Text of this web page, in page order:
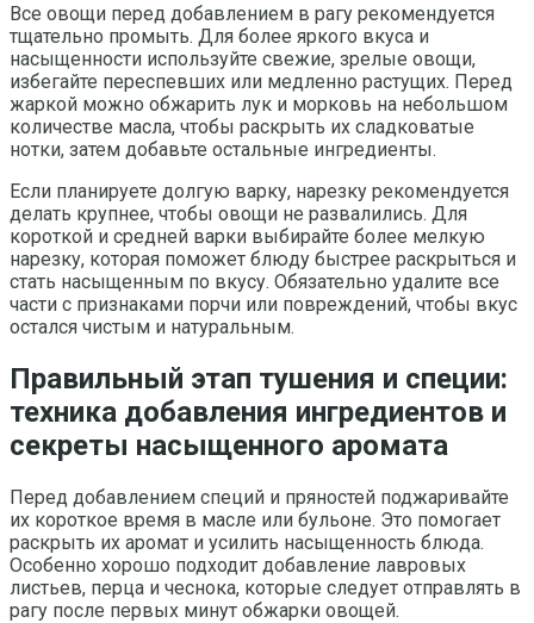
Все овощи перед добавлением в рагу рекомендуется
тщательно промыть. Для более яркого вкуса и
насыщенности используйте свежие, зрелые овощи,
избегайте переспевших или медленно растущих. Перед
жаркой можно обжарить лук и морковь на небольшом
количестве масла, чтобы раскрыть их сладковатые
нотки, затем добавьте остальные ингредиенты.
Если планируете долгую варку, нарезку рекомендуется
делать крупнее, чтобы овощи не развалились. Для
короткой и средней варки выбирайте более мелкую
нарезку, которая поможет блюду быстрее раскрыться и
стать насыщенным по вкусу. Обязательно удалите все
части с признаками порчи или повреждений, чтобы вкус
остался чистым и натуральным.
Правильный этап тушения и специи:
техника добавления ингредиентов и
секреты насыщенного аромата
Перед добавлением специй и пряностей поджаривайте
их короткое время в масле или бульоне. Это помогает
раскрыть их аромат и усилить насыщенность блюда.
Особенно хорошо подходит добавление лавровых
листьев, перца и чеснока, которые следует отправлять в
рагу после первых минут обжарки овощей.